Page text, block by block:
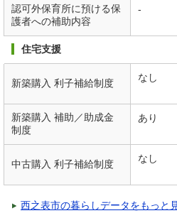
認可外保育所に預ける保
護者への補助内容
-
住宅支援
新築購入 利子補給制度 なし
新築購入 補助／助成金
制度
あり
中古購入 利子補給制度 なし
西之表市の暮らしデータをもっと